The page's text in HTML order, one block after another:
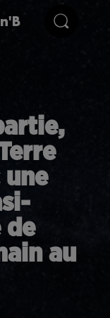
une
de
au